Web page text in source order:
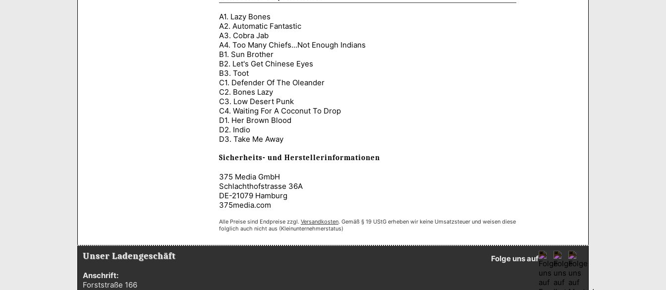
A1. Lazy Bones
A2. Automatic Fantastic
A3. Cobra Jab
A4. Too Many Chiefs...Not Enough Indians
B1. Sun Brother
B2. Let's Get Chinese Eyes
B3. Toot
C1. Defender Of The Oleander
C2. Bones Lazy
C3. Low Desert Punk
C4. Waiting For A Coconut To Drop
D1. Her Brown Blood
D2. Indio
D3. Take Me Away
Sicherheits- und Herstellerinformationen
375 Media GmbH
Schlachthofstrasse 36A
DE-21079 Hamburg
375media.com
Alle Preise sind Endpreise zzgl. Versandkosten. Gemäß § 19 UStG erheben wir keine Umsatzsteuer und weisen diese
folglich auch nicht aus (Kleinunternehmerstatus)
Unser Ladengeschäft
Anschrift:
Forststraße 166
Folge uns auf